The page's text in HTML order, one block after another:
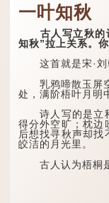
一叶知秋
古人写立秋的
知秋”拉上关系。
这首就是宋·刘
乳鸦啼散玉屏
处，满阶梧叶月明
诗人写的是立秋
得分外空旷；枕边
后想找寻秋声却找
皎洁的月光里。
古人认为梧桐是